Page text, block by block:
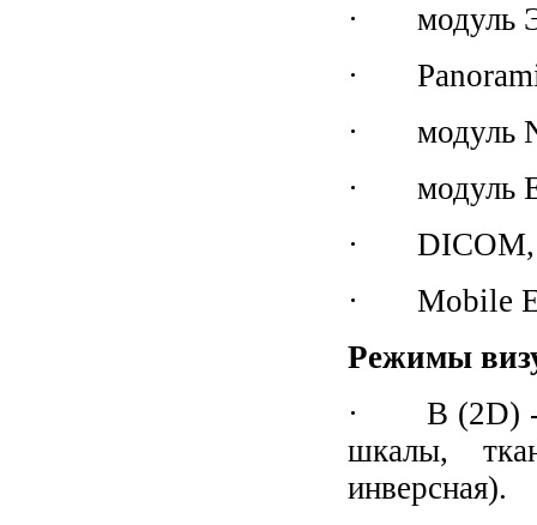
· модуль
·
· модуль
· модуль
· DICOM,
· Mobile
Режимы
· B (2D) -
шкалы,
инверсная).